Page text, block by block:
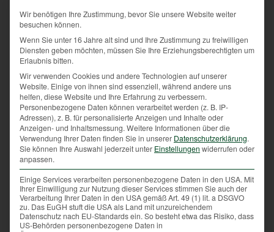
Respektvolles
Freizeitverhalten
– Das Motto der
Stunde
22. März 2021 / vonHerbert Sieghartsleitner
Ich möchte gerne mit Ihnen ein Erlebnis teilen, das
Wir benötigen Ihre Zustimmung, bevor Sie unsere Website weiter
besuchen können.
Wenn Sie unter 16 Jahre alt sind und Ihre Zustimmung zu freiwilligen
Diensten geben möchten, müssen Sie Ihre Erziehungsberechtigten um
Erlaubnis bitten.
Wir verwenden Cookies und andere Technologien auf unserer
Website. Einige von ihnen sind essenziell, während andere uns
helfen, diese Website und Ihre Erfahrung zu verbessern.
Personenbezogene Daten können verarbeitet werden (z. B. IP-
Adressen), z. B. für personalisierte Anzeigen und Inhalte oder
Anzeigen- und Inhaltsmessung. Weitere Informationen über die
Verwendung Ihrer Daten finden Sie in unserer Datenschutzerklärung.
Sie können Ihre Auswahl jederzeit unter Einstellungen widerrufen oder
anpassen.
Einige Services verarbeiten personenbezogene Daten in den USA. Mit
Ihrer Einwilligung zur Nutzung dieser Services stimmen Sie auch der
Verarbeitung Ihrer Daten in den USA gemäß Art. 49 (1) lit. a DSGVO
zu. Das EuGH stuft die USA als Land mit unzureichendem
Datenschutz nach EU-Standards ein. So besteht etwa das Risiko, dass
US-Behörden personenbezogene Daten in